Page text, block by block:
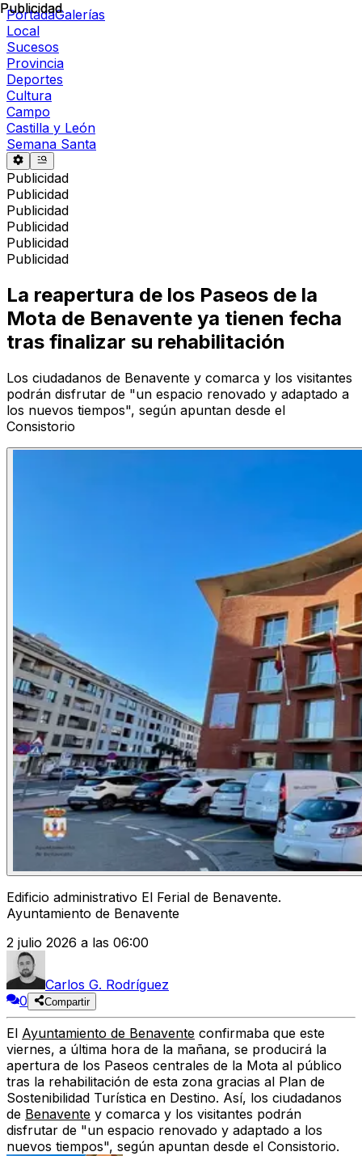
PortadaGalerías
Local
Sucesos
Provincia
Deportes
Cultura
Campo
Castilla y León
Semana Santa
Publicidad
Publicidad
Publicidad
Publicidad
Publicidad
Publicidad
Publicidad
La reapertura de los Paseos de la
Mota de Benavente ya tienen fecha
tras finalizar su rehabilitación
Los ciudadanos de Benavente y comarca y los visitantes
podrán disfrutar de "un espacio renovado y adaptado a
los nuevos tiempos", según apuntan desde el
Consistorio
Edificio administrativo El Ferial de Benavente.
Ayuntamiento de Benavente
2 julio 2026 a las 06:00
Carlos G. Rodríguez
0
Compartir
El Ayuntamiento de Benavente confirmaba que este
viernes, a última hora de la mañana, se producirá la
apertura de los Paseos centrales de la Mota al público
tras la rehabilitación de esta zona gracias al Plan de
Sostenibilidad Turística en Destino. Así, los ciudadanos
de Benavente y comarca y los visitantes podrán
disfrutar de "un espacio renovado y adaptado a los
nuevos tiempos", según apuntan desde el Consistorio.
Publicidad